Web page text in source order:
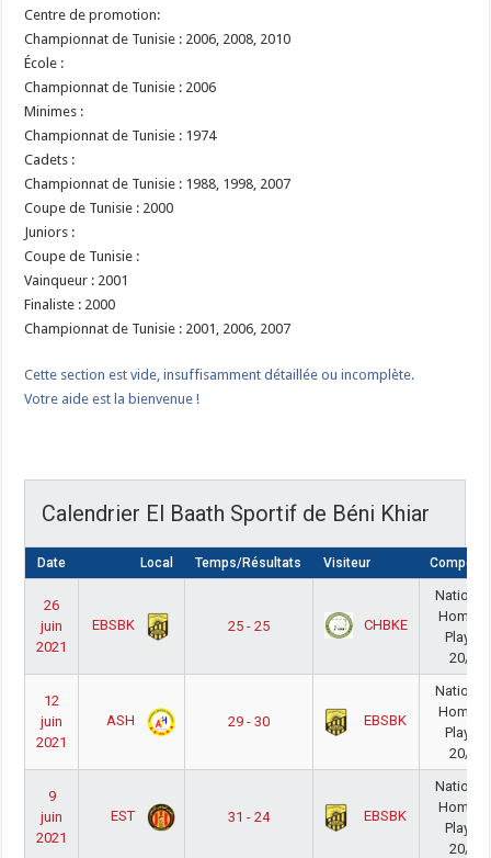
Centre de promotion:
Championnat de Tunisie : 2006, 2008, 2010
École :
Championnat de Tunisie : 2006
Minimes :
Championnat de Tunisie : 1974
Cadets :
Championnat de Tunisie : 1988, 1998, 2007
Coupe de Tunisie : 2000
Juniors :
Coupe de Tunisie :
Vainqueur : 2001
Finaliste : 2000
Championnat de Tunisie : 2001, 2006, 2007
Cette section est vide, insuffisamment détaillée ou incomplète.
Votre aide est la bienvenue !
Calendrier El Baath Sportif de Béni Khiar
Date Local Temps/Résultats Visiteur
26
juin
2021
EBSBK 25 - 25 CHBKE
National
PlayOff
20/21
12
juin
2021
ASH 29 - 30 EBSBK
National
PlayOff
20/21
9
juin
2021
EST 31 - 24 EBSBK
National
PlayOff
20/21